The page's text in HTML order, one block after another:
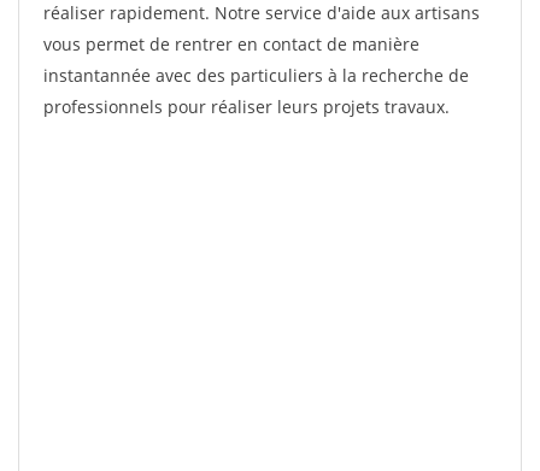
réaliser rapidement. Notre service d'aide aux artisans
vous permet de rentrer en contact de manière
instantannée avec des particuliers à la recherche de
professionnels pour réaliser leurs projets travaux.